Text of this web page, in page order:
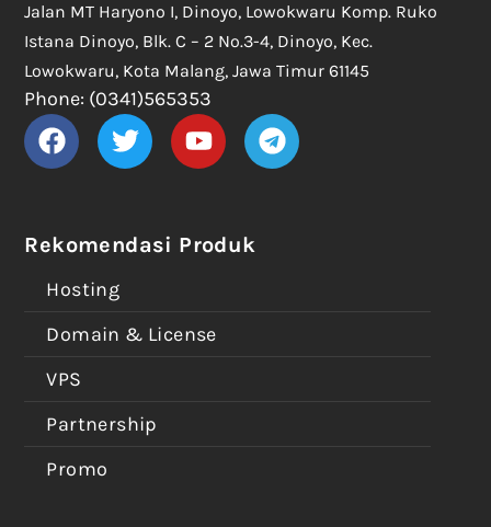
Rekomendasi Produk
Hosting
Domain & License
VPS
Partnership
Promo
Jalan MT Haryono I, Dinoyo, Lowokwaru Komp. Ruko
Istana Dinoyo, Blk. C – 2 No.3-4, Dinoyo, Kec.
Lowokwaru, Kota Malang, Jawa Timur 61145
Phone: (0341)565353